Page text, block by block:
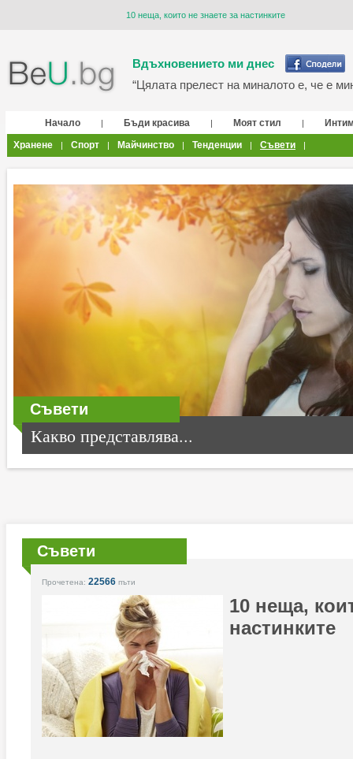
10 неща, които не знаете за настинките
Вдъхновението ми днес
“Цялата прелест на миналото е, че е
Начало | Бъди красива | Моят стил |
Хранене
| Спорт | Майчинство | Тенденции | Съвети |
Съвети
Какво представлява...
Съвети
Прочетена: 22566 пъти
10 неща,
настинките